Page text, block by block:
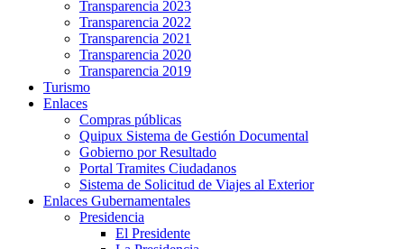
Transparencia 2023
Transparencia 2022
Transparencia 2021
Transparencia 2020
Transparencia 2019
Turismo
Enlaces
Compras públicas
Quipux Sistema de Gestión Documental
Gobierno por Resultado
Portal Tramites Ciudadanos
Sistema de Solicitud de Viajes al Exterior
Enlaces Gubernamentales
Presidencia
El Presidente